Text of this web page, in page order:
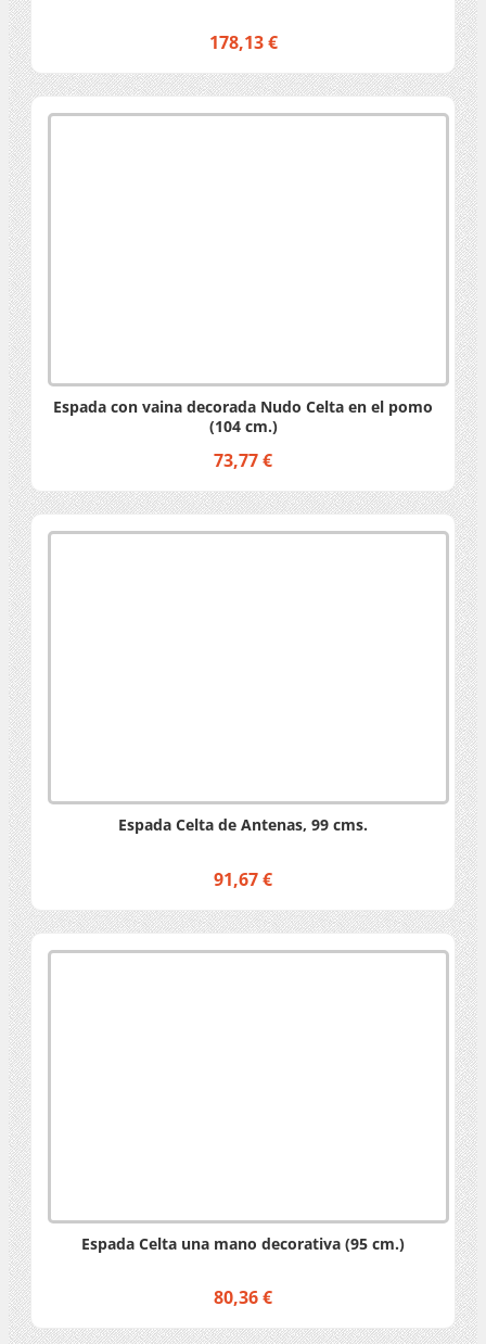
178,13 €
Espada con vaina decorada Nudo Celta en el pomo
(104 cm.)
73,77 €
Espada Celta de Antenas, 99 cms.
91,67 €
Espada Celta una mano decorativa (95 cm.)
80,36 €